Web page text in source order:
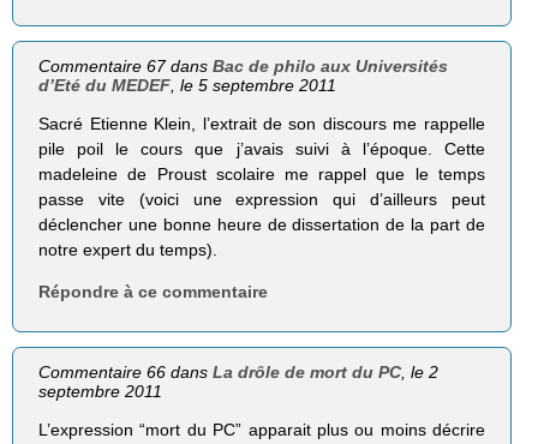
Commentaire 67 dansBac de philo aux Universités
d’Eté du MEDEF , le 5 septembre 2011
Sacré Etienne Klein, l’extrait de son discours me rappelle
pile poil le cours que j’avais suivi à l’époque. Cette
madeleine de Proust scolaire me rappel que le temps
passe vite (voici une expression qui d’ailleurs peut
déclencher une bonne heure de dissertation de la part de
notre expert du temps).
Répondre à ce commentaire
Commentaire 66 dansLa drôle de mort du PC , le 2
septembre 2011
L’expression “mort du PC” apparait plus ou moins décrire